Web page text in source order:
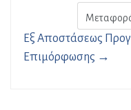
σε...
Εξ Αποστάσεως
Επιμόρφωσης →